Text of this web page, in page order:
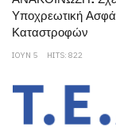
Υποχρεωτική
Καταστροφών
ΙΟΥΝ 5 HITS: 822